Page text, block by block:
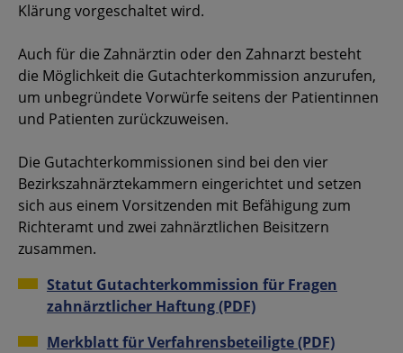
Klärung vorgeschaltet wird.
Auch für die Zahnärztin oder den Zahnarzt besteht
die Möglichkeit die Gutachterkommission anzurufen,
um unbegründete Vorwürfe seitens der Patientinnen
und Patienten zurückzuweisen.
Die Gutachterkommissionen sind bei den vier
Bezirkszahnärztekammern eingerichtet und setzen
sich aus einem Vorsitzenden mit Befähigung zum
Richteramt und zwei zahnärztlichen Beisitzern
zusammen.
Statut Gutachterkommission für Fragen
zahnärztlicher Haftung (PDF)
Merkblatt für Verfahrensbeteiligte (PDF)